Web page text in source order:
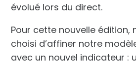
évolué lors du direct.
Pour cette nouvelle édition,
choisi d’affiner notre
avec un nouvel indicateur :